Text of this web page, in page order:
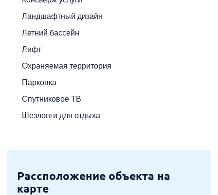
Ландшафтный дизайн
Летний бассейн
Лифт
Охраняемая территория
Парковка
Спутниковое ТВ
Шезлонги для отдыха
Рассположение объекта на
карте